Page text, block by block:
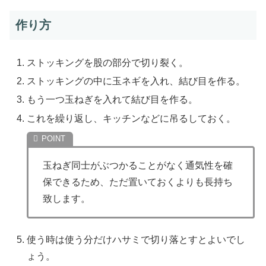
作り方
ストッキングを股の部分で切り裂く。
ストッキングの中に玉ネギを入れ、結び目を作る。
もう一つ玉ねぎを入れて結び目を作る。
これを繰り返し、キッチンなどに吊るしておく。
玉ねぎ同士がぶつかることがなく通気性を確
保できるため、ただ置いておくよりも長持ち
致します。
使う時は使う分だけハサミで切り落とすとよいでし
ょう。